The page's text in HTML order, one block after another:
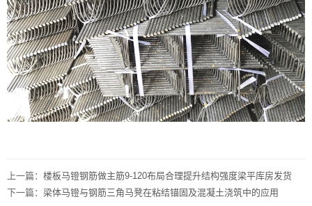
上一篇： 楼板马镫钢筋做主筋9-120布局合理提升结构强度梁平库房发货
下一篇： 梁体马镫与钢筋三角马凳在粘结锚固及混凝土浇筑中的应用